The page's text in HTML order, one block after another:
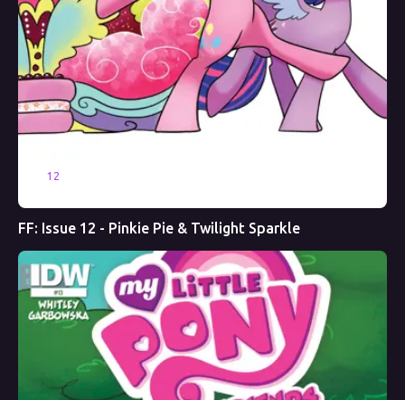
12
FF: Issue 12 - Pinkie Pie & Twilight Sparkle